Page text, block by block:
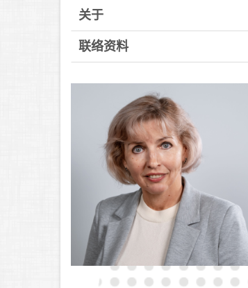
关于
联络资料